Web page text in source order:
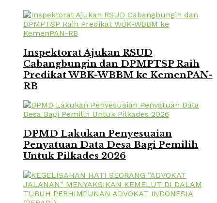
Inspektorat Ajukan RSUD
Cabangbungin dan DPMPTSP Raih
Predikat WBK-WBBM ke KemenPAN-
RB
DPMD Lakukan Penyesuaian
Penyatuan Data Desa Bagi Pemilih
Untuk Pilkades 2026